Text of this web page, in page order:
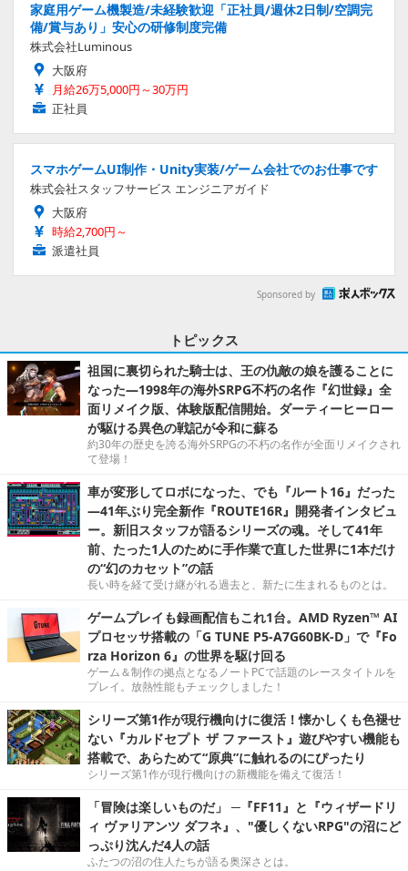
家庭用ゲーム機製造/未経験歓迎「正社員/週休2日制/空調完
備/賞与あり」安心の研修制度完備
株式会社Luminous
大阪府
月給26万5,000円～30万円
正社員
スマホゲームUI制作・Unity実装/ゲーム会社でのお仕事です
株式会社スタッフサービス エンジニアガイド
大阪府
時給2,700円～
派遣社員
Sponsored by
トピックス
祖国に裏切られた騎士は、王の仇敵の娘を護ることに
なった―1998年の海外SRPG不朽の名作『幻世録』全
面リメイク版、体験版配信開始。ダーティーヒーロー
が駆ける異色の戦記が令和に蘇る
約30年の歴史を誇る海外SRPGの不朽の名作が全面リメイクされ
て登場！
車が変形してロボになった、でも『ルート16』だった
―41年ぶり完全新作『ROUTE16R』開発者インタビュ
ー。新旧スタッフが語るシリーズの魂。そして41年
前、たった1人のために手作業で直した世界に1本だけ
の“幻のカセット”の話
長い時を経て受け継がれる過去と、新たに生まれるものとは。
ゲームプレイも録画配信もこれ1台。AMD Ryzen™ AI
プロセッサ搭載の「G TUNE P5-A7G60BK-D」で『Fo
rza Horizon 6』の世界を駆け回る
ゲーム＆制作の拠点となるノートPCで話題のレースタイトルを
プレイ。放熱性能もチェックしました！
シリーズ第1作が現行機向けに復活！懐かしくも色褪せ
ない『カルドセプト ザ ファースト』遊びやすい機能も
搭載で、あらためて“原典”に触れるのにぴったり
シリーズ第1作が現行機向けの新機能を備えて復活！
「冒険は楽しいものだ」 ─『FF11』と『ウィザードリ
ィ ヴァリアンツ ダフネ』、"優しくないRPG"の沼にど
っぷり沈んだ4人の話
ふたつの沼の住人たちが語る奥深さとは。